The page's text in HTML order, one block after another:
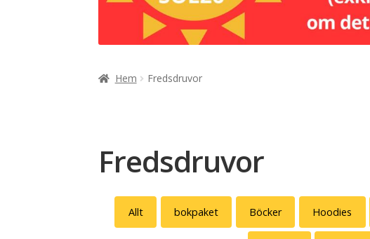
Hem Fredsdruvor
Fredsdruvor
Allt bokpaket Böcker Hoodies